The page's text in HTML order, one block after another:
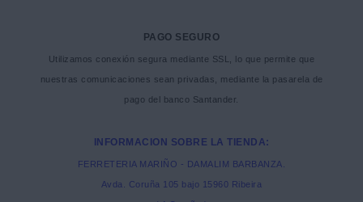
PAGO SEGURO
Utilizamos conexión segura mediante SSL, lo que permite que
nuestras comunicaciones sean privadas, mediante la pasarela de
pago del banco Santander.
INFORMACION SOBRE LA TIENDA:
FERRETERIA MARIÑO - DAMALIM BARBANZA.
Avda. Coruña 105 bajo 15960 Ribeira